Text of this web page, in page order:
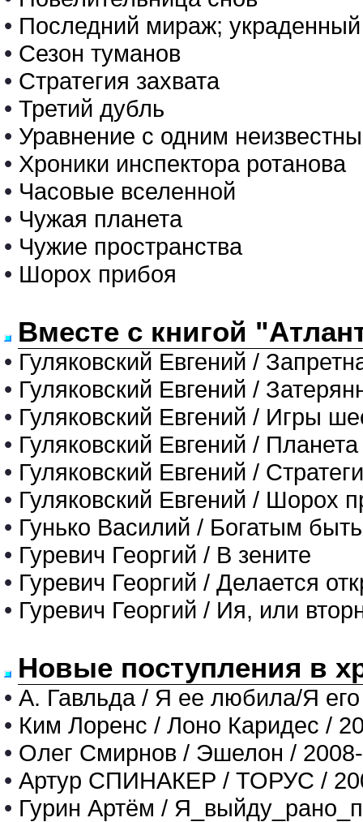
• Последний мираж; украденный
• Сезон туманов
• Стратегия захвата
• Третий дубль
• Уравнение с одним
• Хроники инспектора ротанова
• Часовые вселенной
• Чужая планета
• Чужие пространства
• Шорох прибоя
Вместе с книгой
• Гуляковский Евгений /
• Гуляковский Евгений /
• Гуляковский Евгений / Игры
• Гуляковский Евгений /
• Гуляковский Евгений /
• Гуляковский Евгений / Шорох
• Гунько Василий / Богатым
• Гуревич Георгий / В зените
• Гуревич Георгий / Делается
• Гуревич Георгий / Ия, или
Новые поступления в
• А. Гавльда / Я ее любила/Я
• Ким Лоренс / Лоно Каридес /
• Олег Смирнов / Эшелон /
• Артур СПИНАКЕР / ТОРУС /
• Гурин Артём /